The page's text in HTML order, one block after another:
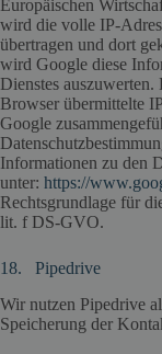
Europäischen
wird die volle IP-
übertragen und dort
wird Google diese
Dienstes
Browser übermittelte
Google
Informationen zu den
unter: https://
Rechtsgrundlage für
lit. f DS-GVO.
18. Pipedrive
Wir nutzen Pipedrive
Speicherung der